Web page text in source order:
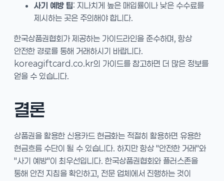
사기 예방 팁: 지나치게 높은 매입률이나 낮은 수수료를
제시하는 곳은 주의해야 합니다.
한국상품권협회가 제공하는 가이드라인을 준수하며, 항상
안전한 경로를 통해 거래하시기 바랍니다.
koreagiftcard.co.kr의 가이드를 참고하면 더 많은 정보를
얻을 수 있습니다.
결론
상품권을 활용한 신용카드 현금화는 적절히 활용하면 유용한
현금흐름 수단이 될 수 있습니다. 하지만 항상 "안전한 거래"와
"사기 예방"이 최우선입니다. 한국상품권협회와 플러스존을
통해 안전 지침을 확인하고, 전문 업체에서 진행하는 것이